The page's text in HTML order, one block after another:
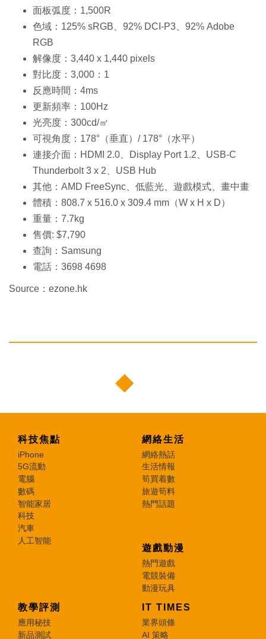
面板弧度：1,500R
色域：125% sRGB、92% DCI-P3、92% Adobe
RGB
解像度：3,440 x 1,440 pixels
對比度：3,000：1
反應時間：4ms
更新頻率：100Hz
光亮度：300cd/㎡
可視角度：178°（垂直）/ 178°（水平）
連接介面：HDMI 2.0、Display Port 1.2、USB-C
Thunderbolt 3 x 2、USB Hub
其他：AMD FreeSync、低藍光、遊戲模式、畫中畫
體積：808.7 x 516.0 x 309.4 mm（W x H x D）
重量：7.7kg
售價: $7,790
查詢：Samsung
電話：3698 4698
Source：ezone.hk
科技焦點
iPhone
5G流動
電腦
數碼
智能家居
科技
汽車
人工智能
網絡生活
網絡熱話
生活情報
筍買着數
旅遊筍料
熱門話題
遊戲動漫
熱門遊戲
電競裝備
動漫玩具
教學評測
應用秘技
新品測試
IT TIMES
業界頭條
AI 策略